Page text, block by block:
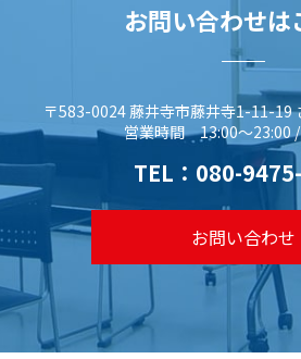
お問い合わせは
〒583-0024 藤井寺市藤井寺1-11-19
営業時間 13:00～23:00 /
TEL： 080-
お問い合わせ